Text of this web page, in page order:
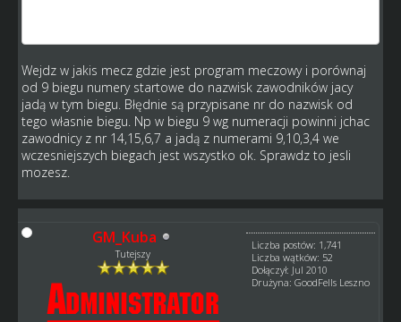
Wejdz w jakis mecz gdzie jest program meczowy i porównaj
od 9 biegu numery startowe do nazwisk zawodników jacy
jadą w tym biegu. Błędnie są przypisane nr do nazwisk od
tego własnie biegu. Np w biegu 9 wg numeracji powinni jchac
zawodnicy z nr 14,15,6,7 a jadą z numerami 9,10,3,4 we
wczesniejszych biegach jest wszystko ok. Sprawdz to jesli
mozesz.
GM_Kuba
Tutejszy
Liczba postów: 1,741
Liczba wątków: 52
Dołączył: Jul 2010
Drużyna: GoodFells Leszno